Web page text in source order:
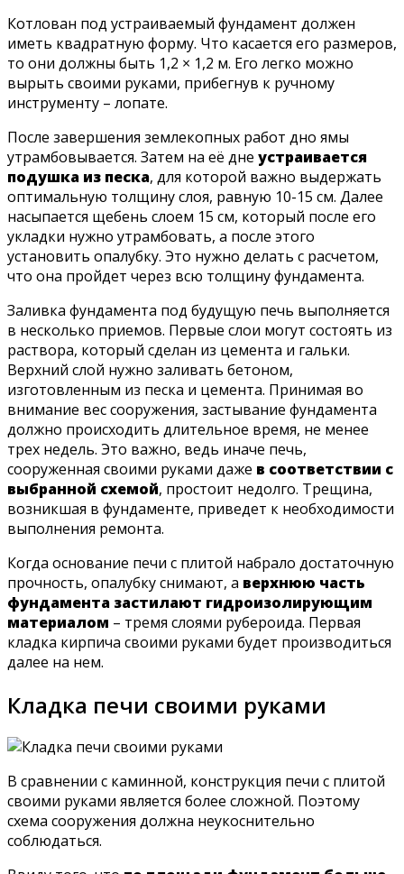
Котлован под устраиваемый фундамент должен
иметь квадратную форму. Что касается его размеров,
то они должны быть 1,2 × 1,2 м. Его легко можно
вырыть своими руками, прибегнув к ручному
инструменту – лопате.
После завершения землекопных работ дно ямы
утрамбовывается. Затем на её дне устраивается
подушка из песка, для которой важно выдержать
оптимальную толщину слоя, равную 10-15 см. Далее
насыпается щебень слоем 15 см, который после его
укладки нужно утрамбовать, а после этого
установить опалубку. Это нужно делать с расчетом,
что она пройдет через всю толщину фундамента.
Заливка фундамента под будущую печь выполняется
в несколько приемов. Первые слои могут состоять из
раствора, который сделан из цемента и гальки.
Верхний слой нужно заливать бетоном,
изготовленным из песка и цемента. Принимая во
внимание вес сооружения, застывание фундамента
должно происходить длительное время, не менее
трех недель. Это важно, ведь иначе печь,
сооруженная своими руками даже в соответствии с
выбранной схемой, простоит недолго. Трещина,
возникшая в фундаменте, приведет к необходимости
выполнения ремонта.
Когда основание печи с плитой набрало достаточную
прочность, опалубку снимают, а верхнюю часть
фундамента застилают гидроизолирующим
материалом – тремя слоями рубероида. Первая
кладка кирпича своими руками будет производиться
далее на нем.
Кладка печи своими руками
В сравнении с каминной, конструкция печи с плитой
своими руками является более сложной. Поэтому
схема сооружения должна неукоснительно
соблюдаться.